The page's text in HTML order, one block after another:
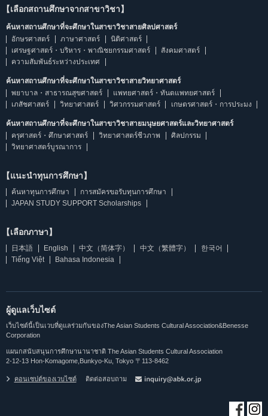
【เลือกสถานศึกษาจากสาขาวิชา】
ค้นหาสถานศึกษาที่จะศึกษาในสาขาวิชาสายศิลปศาสตร์
อักษรศาสตร์
ภาษาศาสตร์
นิติศาสตร์
เศรษฐศาสตร์・บริหาร・พาณิชยกรรมศาสตร์
สังคมศาสตร์
ความสัมพันธ์ระหว่างประเทศ
ค้นหาสถานศึกษาที่จะศึกษาในสาขาวิชาสายวิทยาศาสตร์
พยาบาล・สาธารณสุขศาสตร์
แพทยศาสตร์・ทันตแพทยศาสตร์
เภสัชศาสตร์
วิทยาศาสตร์ วิศวกรรมศาสตร์ เกษตรศาสตร์・การประมง
ค้นหาสถานศึกษาที่จะศึกษาในสาขาวิชาสายมนุษยศาสตร์และวิทยาศาสตร์
ครุศาสตร์・ศึกษาศาสตร์
วิทยาศาสตร์ชีวภาพ
ศิลปกรรม
วิทยาศาสตร์บูรณาการ
【แนะนำทุนการศึกษา】
ค้นหาทุนการศึกษา
การสมัครขอรับทุนการศึกษา
JAPAN STUDY SUPPORT Scholarships
【เลือกภาษา】
日本語 English 中文（简体字） 中文（繁體字）
한국어
Tiếng Việt
Bahasa Indonesia
ผู้ดูแลเว็บไซต์
เว็บไซต์นี้เป็นเวบที่ดูแลร่วมกันของThe Asian Students Cultural Association&Benesse
Corporation
แผนกสนับสนุนการศึกษานานาชาติ The Asian Students Cultural Association
2-12-13 Hon-Komagome,Bunkyo-Ku, Tokyo 〒113-8462
คอนเซปต์ของเวบไซต์ ติดต่อสอบถาม